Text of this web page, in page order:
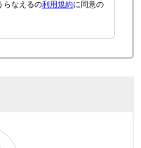
らなえるの利用規約に同意の